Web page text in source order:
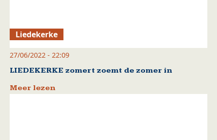
Liedekerke
27/06/2022 - 22:09
LIEDEKERKE zomert zoemt de zomer in
Meer lezen